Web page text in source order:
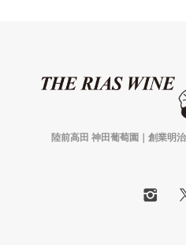
陸前高田 神田葡萄園｜創業明